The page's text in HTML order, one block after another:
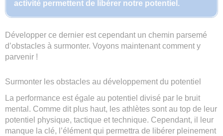
activité permettent de libérer notre potentiel.
Développer ce dernier est cependant un chemin parsemé
d’obstacles à surmonter. Voyons maintenant comment y
parvenir !
Surmonter les obstacles au développement du potentiel
La performance est égale au potentiel divisé par le bruit
mental. Comme dit plus haut, les athlètes sont au top de leur
potentiel physique, tactique et technique. Cependant, il leur
manque la clé, l’élément qui permettra de libérer pleinement